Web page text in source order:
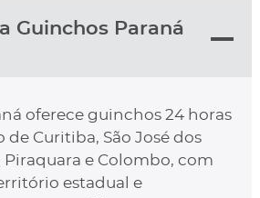
Guinchos Paraná
oferece guinchos 24 horas
de Curitiba, São José dos
Piraquara e Colombo, com
estadual e